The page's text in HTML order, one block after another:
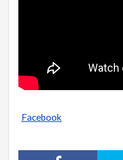
Facebook